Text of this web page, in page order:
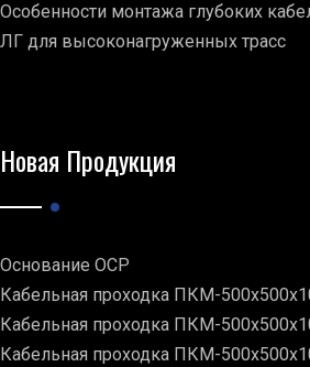
Особенности монтажа глубоких
ЛГ для высоконагруженных трасс
Новая Продукция
Основание ОСР
Кабельная проходка ПКМ-
Кабельная проходка ПКМ-
Кабельная проходка ПКМ-